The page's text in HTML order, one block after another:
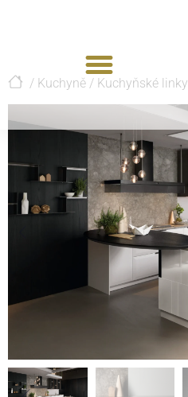
/ Kuchyně / Kuchyňské linky